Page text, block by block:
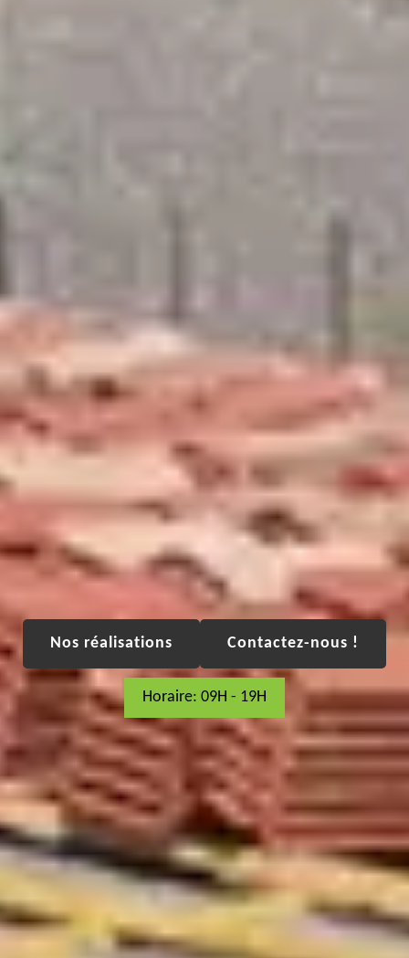
Nos réalisations Contactez-nous !
Horaire: 09H - 19H